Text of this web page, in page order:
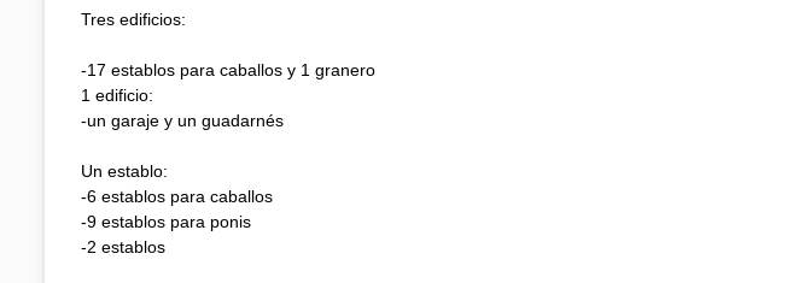
Tres edificios:
-17 establos para caballos y 1 granero
1 edificio:
-un garaje y un guadarnés
Un establo:
-6 establos para caballos
-9 establos para ponis
-2 establos